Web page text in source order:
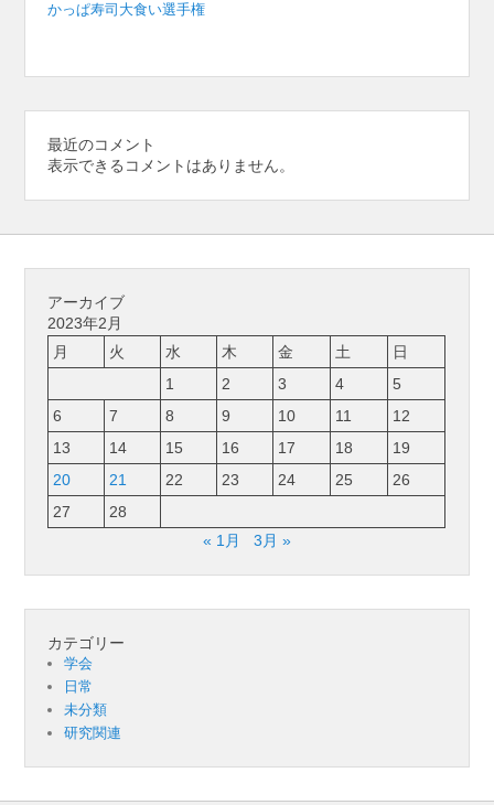
かっぱ寿司大食い選手権
最近のコメント
表示できるコメントはありません。
アーカイブ
2023年2月
月
火 水 木 金 土
日
1
2 3 4
5
6
7 8 9 10 11
12
13
14 15 16 17 18
19
20
21 22 23 24 25
26
27
28
« 1月
3月 »
カテゴリー
学会
日常
未分類
研究関連